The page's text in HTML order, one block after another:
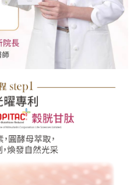
下網址：
理人或監護人之同意方可使用
者引起之損失，本公司不負相關責
據個別帳號之用戶狀況，依本公司即
度不足之情形，本公司將視審查結果
資訊註冊。若發現惡意使用之情形，
戶之使用額度並採取法律行動。
運費
運費
)免運費
)免運費